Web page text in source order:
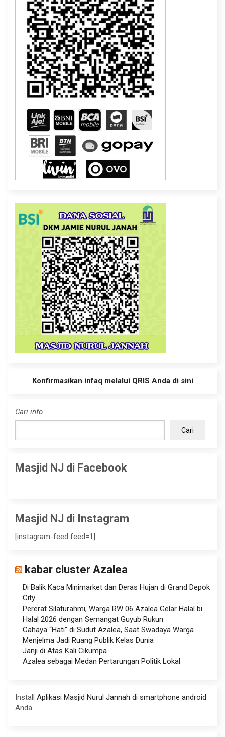
Konfirmasikan infaq melalui QRIS Anda di sini
Cari info
Cari
Masjid NJ di Facebook
Masjid NJ di Instagram
[instagram-feed feed=1]
kabar cluster Azalea
Di Balik Kaca Minimarket dan Deras Hujan di Grand Depok
City
Pererat Silaturahmi, Warga RW 06 Azalea Gelar Halal bi
Halal 2026 dengan Semangat Guyub Rukun
Cahaya “Hati” di Sudut Azalea, Saat Swadaya Warga
Menjelma Jadi Ruang Publik Kelas Dunia
Janji di Atas Kali Cikumpa
Azalea sebagai Medan Pertarungan Politik Lokal
Install Aplikasi Masjid Nurul Jannah di smartphone android
Anda...